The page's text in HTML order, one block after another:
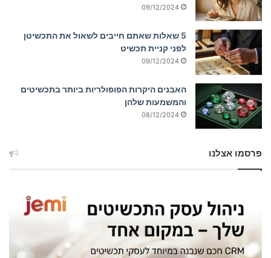
09/12/2024
5 שאלות שאתם חייבים לשאול את התכשיטן
לפני קניית תכשיט
09/12/2024
האבנים היקרות הפופולריות ביותר בתכשיטים
והמשמעות שלהן
08/12/2024
פרסמו אצלנו